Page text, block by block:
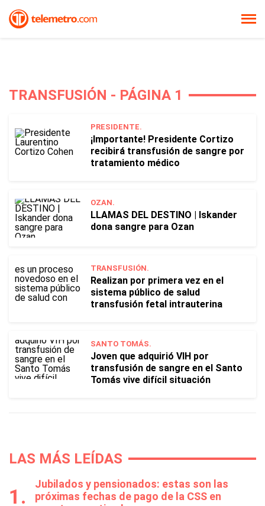
TRANSFUSIÓN - PÁGINA 1
PRESIDENTE.
¡Importante! Presidente Cortizo
recibirá transfusión de sangre por
tratamiento médico
OZAN.
LLAMAS DEL DESTINO | Iskander
dona sangre para Ozan
TRANSFUSIÓN.
Realizan por primera vez en el
sistema público de salud
transfusión fetal intrauterina
SANTO TOMÁS.
Joven que adquirió VIH por
transfusión de sangre en el Santo
Tomás vive difícil situación
LAS MÁS LEÍDAS
Jubilados y pensionados: estas son las
próximas fechas de pago de la CSS en